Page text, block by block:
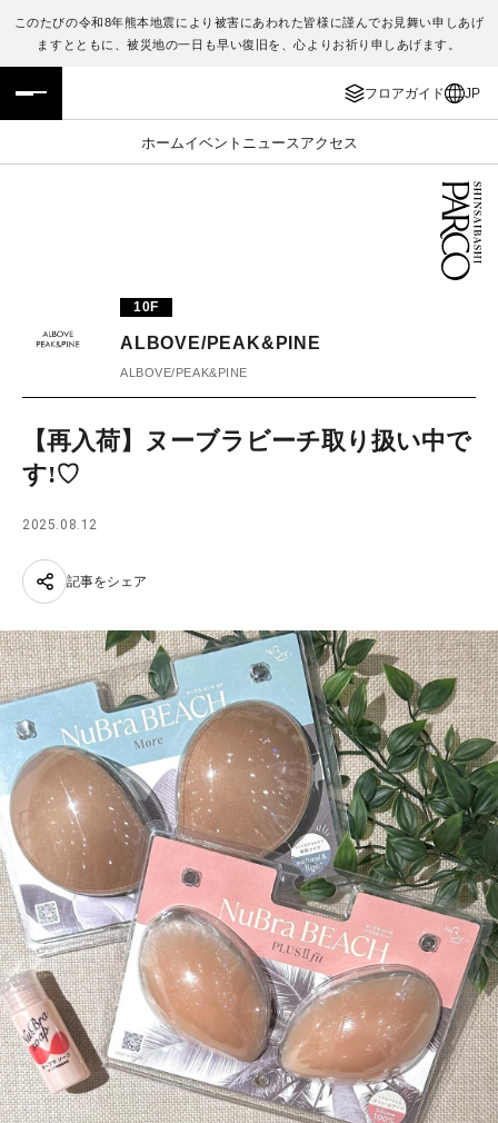
このたびの令和8年熊本地震により被害にあわれた皆様に謹んでお見舞い申しあげ
ますとともに、被災地の一日も早い復旧を、心よりお祈り申しあげます。
フロアガイド JP
ホームイベント ニュース アクセス
フロアガイド
施設案内・アクセス
TAX FREE
JP
ENGLISH
繁体字
日本語
10F
ALBOVE/PEAK&PINE
ALBOVE/PEAK&PINE
【再入荷】ヌーブラビーチ取り扱い中で
す!♡
2025.08.12
記事をシェア